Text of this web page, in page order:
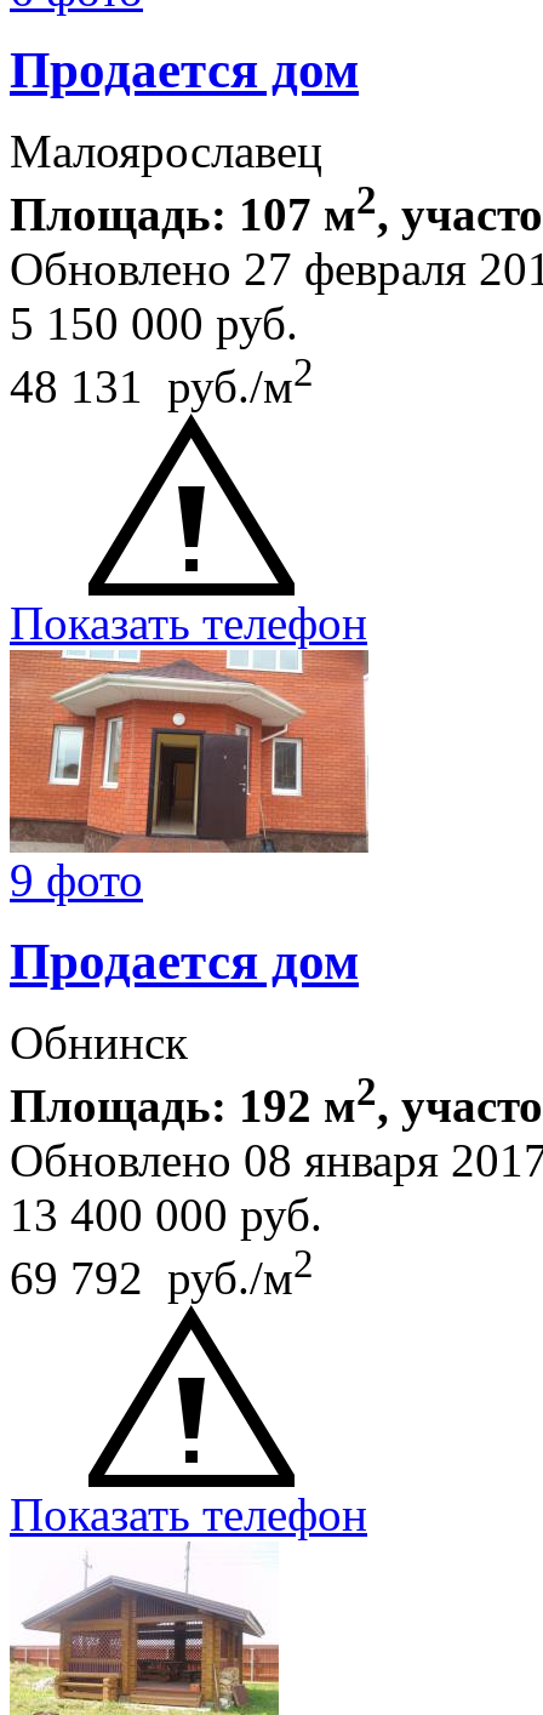
Продается дом
Малоярославец
Площадь: 107 м2,
Обновлено 27 февраля
5 150 000 руб.
48 131 руб./м2
Показать телефон
9 фото
Продается дом
Обнинск
Площадь: 192 м2,
Обновлено 08 января
13 400 000 руб.
69 792 руб./м2
Показать телефон